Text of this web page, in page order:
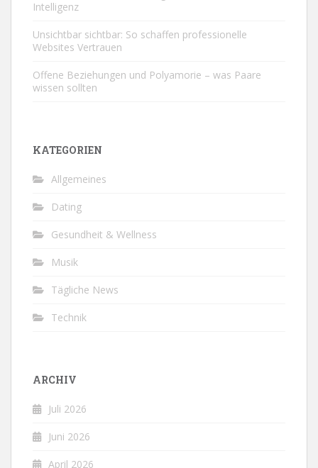
Intelligenz
Unsichtbar sichtbar: So schaffen professionelle
Websites Vertrauen
Offene Beziehungen und Polyamorie – was Paare
wissen sollten
KATEGORIEN
Allgemeines
Dating
Gesundheit & Wellness
Musik
Tägliche News
Technik
ARCHIV
Juli 2026
Juni 2026
April 2026